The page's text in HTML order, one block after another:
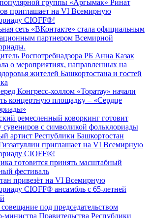
группы «Аргымак» Ринат
приглашает на VI Всемирную
CIOFF®️!
сеть «ВКонтакте» стала официальным
партнером Всемирной
Роспотребнадзора РБ Анна Казак
о мероприятиях, направленных на
жителей Башкортостана и гостей
Конгресс-холлом «Торатау» начали
концертную площадку – «Сердце
ремесленный коворкинг готовит
сувениров с символикой фольклориады
артист Республики Башкортостан
приглашает на VI Всемирную
CIOFF®️!
готовится принять масштабный
фестиваль
привезёт на VI Всемирную
CIOFF®️ ансамбль с 65-летней
совещание под председательством
министра Правительства Республики